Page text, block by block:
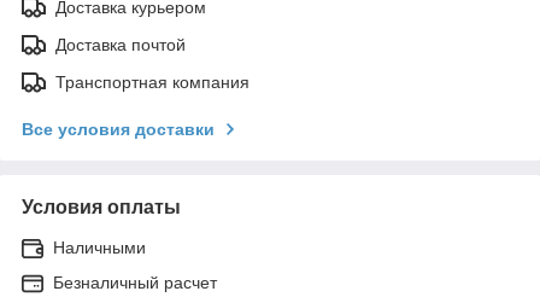
Доставка курьером
Доставка почтой
Транспортная компания
Все условия доставки
Условия оплаты
Наличными
Безналичный расчет